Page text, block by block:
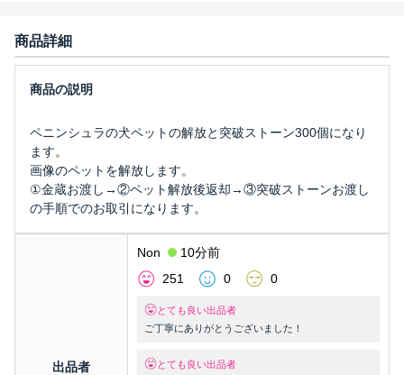
商品詳細
ペニンシュラの犬ペットの解放と突破ストーン300個になり
ます。
画像のペットを解放します。
①金蔵お渡し→②ペット解放後返却→③突破ストーンお渡し
の手順でのお取引になります。
出品者
Non
10分前
251
0 0
とても良い出品者
ご丁寧にありがとうございました！
とても良い出品者